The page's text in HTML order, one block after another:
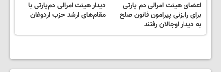
اعضای هیئت امرالی دم پارتی
برای رایزنی پیرامون قانون صلح
به دیدار اوجالان رفتند
دیدار هیئت امرالی دم‌پارتی با
مقام‌های ارشد حزب اردوغان